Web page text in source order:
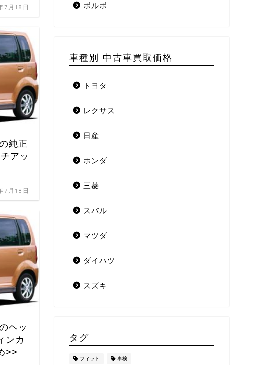
7月18日
純正
アッ
7月18日
ヘッ
ンカ
>>
ボルボ
車種別 中古車買取価格
トヨタ
レクサス
日産
ホンダ
三菱
スバル
マツダ
ダイハツ
スズキ
タグ
フィット 車検